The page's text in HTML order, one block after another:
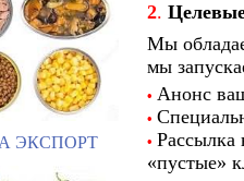
ЭКСПОРТ
2.
Мы
мы
• Анонс
•
• Рассылка
«пустые»